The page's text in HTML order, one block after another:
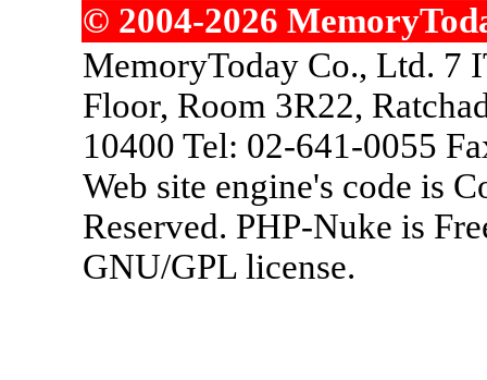
© 2004-2026
MemoryToday Co., Ltd. 7
Floor, Room 3R22,
10400 Tel: 02-641-0055
Web site engine's code is
Reserved. PHP-Nuke is
GNU/GPL license.